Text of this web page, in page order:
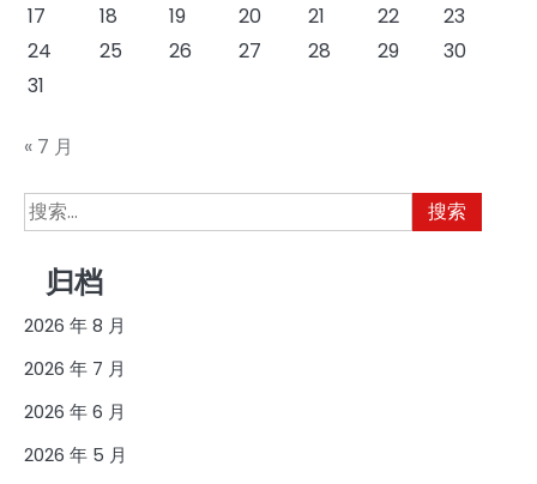
17
18 19 20 21 22
23
24
25 26 27 28 29
30
31
« 7 月
搜
索：
归档
2026 年 8 月
2026 年 7 月
2026 年 6 月
2026 年 5 月